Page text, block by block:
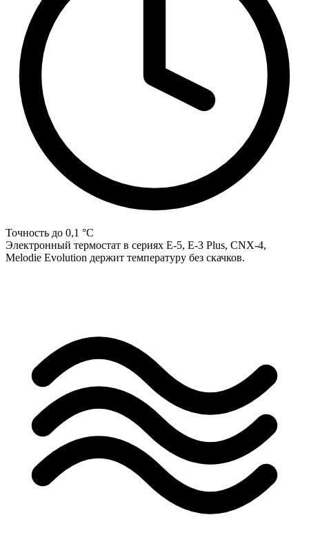
Точность до 0,1 °C
Электронный термостат в сериях E-5, E-3 Plus, CNX-4,
Melodie Evolution держит температуру без скачков.